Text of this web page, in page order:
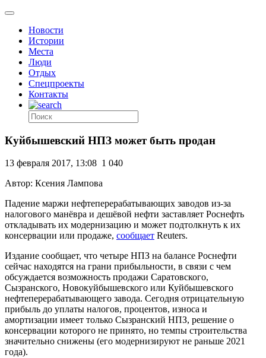
Новости
Истории
Места
Люди
Отдых
Спецпроекты
Контакты
Куйбышевский НПЗ может быть продан
13 февраля 2017, 13:08 1 040
Автор: Ксения Лампова
Падение маржи нефтеперерабатывающих заводов из-за
налогового манёвра и дешёвой нефти заставляет Роснефть
откладывать их модернизацию и может подтолкнуть к их
консервации или продаже, сообщает Reuters.
Издание сообщает, что четыре НПЗ на балансе Роснефти
сейчас находятся на грани прибыльности, в связи с чем
обсуждается возможность продажи Саратовского,
Сызранского, Новокуйбышевского или Куйбышевского
нефтеперерабатывающего завода. Сегодня отрицательную
прибыль до уплаты налогов, процентов, износа и
амортизации имеет только Сызранский НПЗ, решение о
консервации которого не принято, но темпы строительства
значительно снижены (его модернизируют не раньше 2021
года).